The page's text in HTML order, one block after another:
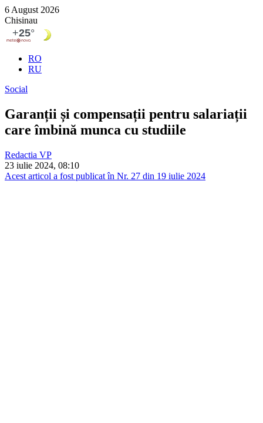
6 August 2026
Chisinau
RO
RU
Social
Garanții și compensații pentru salariații
care îmbină munca cu studiile
Redactia VP
23 iulie 2024, 08:10
Acest articol a fost publicat în Nr. 27 din 19 iulie 2024